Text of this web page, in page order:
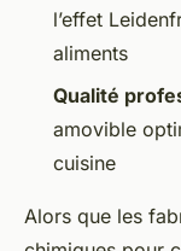
l’effet
aliments
Qualité
amovible
cuisine
Alors que les